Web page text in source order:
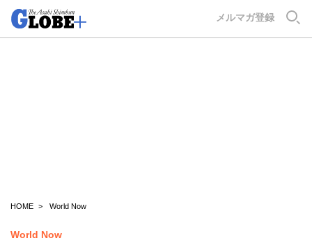
メルマガ登録
HOME World Now
World Now